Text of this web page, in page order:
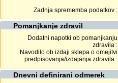
Zadnja sprememba podatkov :
Pomanjkanje zdravil
Dodatni napotki ob pomanjkanju
zdravila :
Navodilo ob izdaji sklepa o omejitvi
predpisovanja/izdajanja zdravila :
Dnevni definirani odmerek